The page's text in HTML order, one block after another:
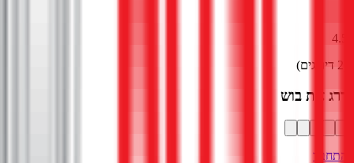
4.5
2 דירוגים)
דרג את בוש
התחבר